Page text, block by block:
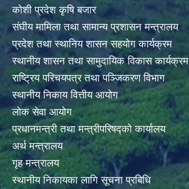
कोशी प्रदेश कृषि बजार
संघीय मामिला तथा सामान्य प्रशासन मन्त्रालय
प्रदेश तथा स्थानिय शासन सहयोग कार्यक्रम
स्थानीय शासन तथा सामुदायिक विकास कार्यक्रम
राष्ट्रिय परिचयपत्र तथा पञ्जिकरण विभाग
स्थानीय निकाय वित्तीय आयोग
लोक सेवा आयोग
प्रधानमन्त्री तथा मन्त्रीपरिषद्को कार्यालय
अर्थ मन्त्रालय
गृह मन्त्रालय
स्थानीय निकायका लागि सूचना प्रबिधि